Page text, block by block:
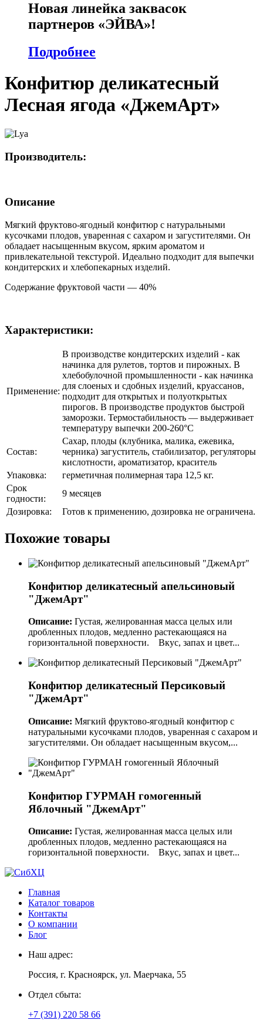
Новая линейка заквасок
партнеров «ЭЙВА»!
Подробнее
Конфитюр деликатесный
Лесная ягода «ДжемАрт»
Производитель:
Описание
Мягкий фруктово-ягодный конфитюр с натуральными
кусочками плодов, уваренная с сахаром и загустителями. Он
обладает насыщенным вкусом, ярким ароматом и
привлекательной текстурой. Идеально подходит для выпечки
кондитерских и хлебопекарных изделий.
Содержание фруктовой части — 40%
Характеристики:
Применение:
В производстве кондитерских изделий - как
начинка для рулетов, тортов и пирожных. В
хлебобулочной промышленности - как начинка
для слоеных и сдобных изделий, круассанов,
подходит для открытых и полуоткрытых
пирогов. В производстве продуктов быстрой
заморозки. Термостабильность — выдерживает
температуру выпечки 200-260°С
Состав:
Сахар, плоды (клубника, малика, ежевика,
черника) загуститель, стабилизатор, регуляторы
кислотности, ароматизатор, краситель
Упаковка:
герметичная полимерная тара 12,5 кг.
Срок
годности:
9 месяцев
Дозировка:
Готов к применению, дозировка не ограничена.
Похожие товары
Конфитюр деликатесный апельсиновый
"ДжемАрт"
Описание: Густая, желированная масса целых или
дробленных плодов, медленно растекающаяся на
горизонтальной поверхности. Вкус, запах и цвет...
Конфитюр деликатесный Персиковый
"ДжемАрт"
Описание: Мягкий фруктово-ягодный конфитюр с
натуральными кусочками плодов, уваренная с сахаром и
загустителями. Он обладает насыщенным вкусом,...
Конфитюр ГУРМАН гомогенный
Яблочный "ДжемАрт"
Описание: Густая, желированная масса целых или
дробленных плодов, медленно растекающаяся на
горизонтальной поверхности. Вкус, запах и цвет...
Главная
Каталог товаров
Контакты
О компании
Блог
Наш адрес:
Россия, г. Красноярск, ул. Маерчака, 55
Отдел сбыта:
+7 (391) 220 58 66